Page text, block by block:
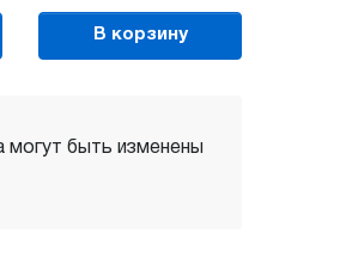
В корзину
могут быть изменены